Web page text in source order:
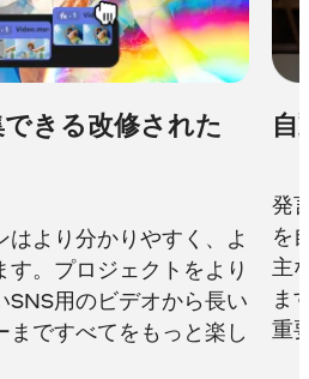
きる改修された
より分かりやすく、よ
す。プロジェクトをより
SNS用のビデオから長い
まですべてをもっと楽し
自
発
を
主
ま
重